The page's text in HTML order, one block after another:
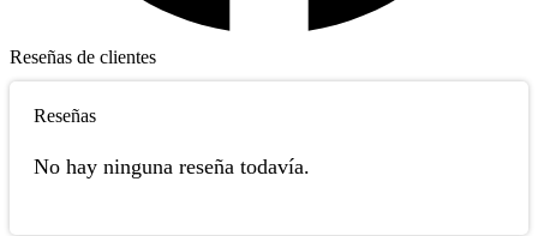
Reseñas de clientes
Reseñas
No hay ninguna reseña todavía.